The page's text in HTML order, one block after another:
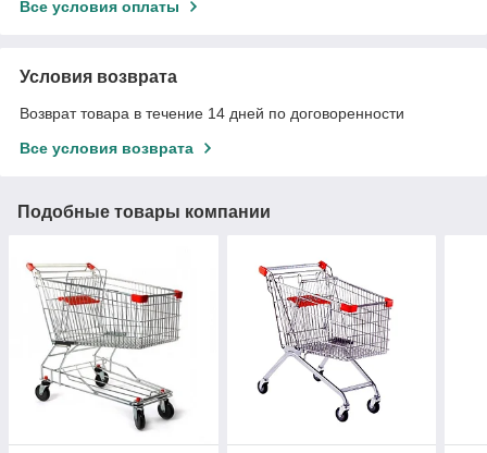
Все условия оплаты
Условия возврата
Возврат товара в течение 14 дней по договоренности
Все условия возврата
Подобные товары компании